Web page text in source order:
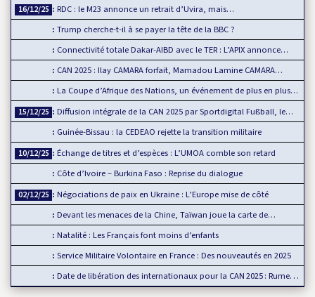
16/12/25
RDC : le M23 annonce un retrait d’Uvira, mais…
Trump cherche-t-il à se payer la tête de la BBC ?
Connectivité totale Dakar-AIBD avec le TER : L’APIX annonce…
CAN 2025 : Ilay CAMARA forfait, Mamadou Lamine CAMARA…
La Coupe d’Afrique des Nations, un événement de plus en plus…
15/12/25
Diffusion intégrale de la CAN 2025 par Sportdigital Fußball, le…
Guinée-Bissau : la CEDEAO rejette la transition militaire
10/12/25
Échange de titres et d’espèces : L’UMOA comble son retard
Côte d’Ivoire – Burkina Faso : Reprise du dialogue
02/12/25
Négociations de paix en Ukraine : L’Europe mise de côté
Devant les menaces de la Chine, Taïwan joue la carte de…
Natalité : Les Français font moins d’enfants
Service Militaire Volontaire en France : Des nouveautés en 2025
Date de libération des internationaux pour la CAN 2025 : Rumeur ou…